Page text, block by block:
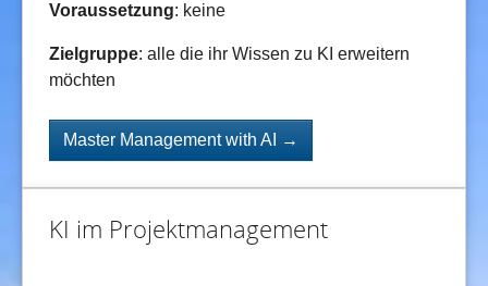
Voraussetzung: keine
Zielgruppe: alle die ihr Wissen zu KI erweitern
möchten
Master Management with AI →
KI im Projektmanagement